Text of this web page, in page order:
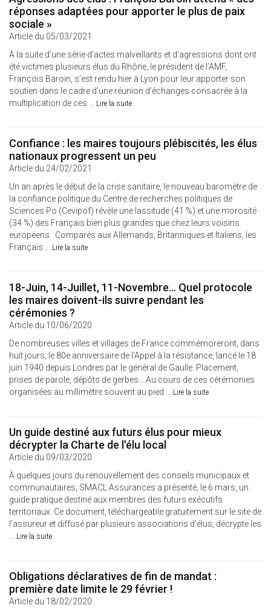
réponses adaptées pour apporter le plus de paix
sociale »
Article du 05/03/2021
A la suite d’une série d’actes malveillants et d’agressions dont ont
été victimes plusieurs élus du Rhône, le président de l’AMF,
François Baroin, s’est rendu hier à Lyon pour leur apporter son
soutien dans le cadre d’une réunion d’échanges consacrée à la
multiplication de ces ... Lire la suite
Confiance : les maires toujours plébiscités, les élus
nationaux progressent un peu
Article du 24/02/2021
Un an après le début de la crise sanitaire, le nouveau baromètre de
la confiance politique du Centre de recherches politiques de
Sciences Po (Cevipof) révèle une lassitude (41 %) et une morosité
(34 %) des Français bien plus grandes que chez leurs voisins
européens. Comparés aux Allemands, Britanniques et Italiens, les
Français ... Lire la suite
18-Juin, 14-Juillet, 11-Novembre... Quel protocole
les maires doivent-ils suivre pendant les
cérémonies ?
Article du 10/06/2020
De nombreuses villes et villages de France commémoreront, dans
huit jours, le 80e anniversaire de l’Appel à la résistance, lancé le 18
juin 1940 depuis Londres par le général de Gaulle. Placement,
prises de parole, dépôts de gerbes… Au cours de ces cérémonies
organisées au millimètre souvent au pied ... Lire la suite
Un guide destiné aux futurs élus pour mieux
décrypter la Charte de l'élu local
Article du 09/03/2020
À quelques jours du renouvellement des conseils municipaux et
communautaires, SMACL Assurances a présenté, le 6 mars, un
guide pratique destiné aux membres des futurs exécutifs
territoriaux. Ce document, téléchargeable gratuitement sur le site de
l’assureur et diffusé par plusieurs associations d’élus, décrypte les
... Lire la suite
Obligations déclaratives de fin de mandat :
première date limite le 29 février !
Article du 18/02/2020